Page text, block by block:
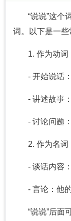
“说说”这个
词。以下是一些
1. 作为动词
- 开始说话
- 讲述故事
- 讨论问题
2. 作为名词
- 谈话内容
- 言论：他
“说说”后面